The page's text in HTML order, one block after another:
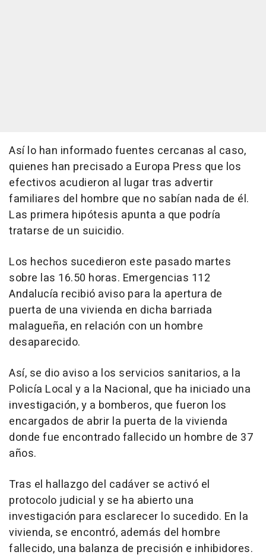
Así lo han informado fuentes cercanas al caso,
quienes han precisado a Europa Press que los
efectivos acudieron al lugar tras advertir
familiares del hombre que no sabían nada de él.
Las primera hipótesis apunta a que podría
tratarse de un suicidio.
Los hechos sucedieron este pasado martes
sobre las 16.50 horas. Emergencias 112
Andalucía recibió aviso para la apertura de
puerta de una vivienda en dicha barriada
malagueña, en relación con un hombre
desaparecido.
Así, se dio aviso a los servicios sanitarios, a la
Policía Local y a la Nacional, que ha iniciado una
investigación, y a bomberos, que fueron los
encargados de abrir la puerta de la vivienda
donde fue encontrado fallecido un hombre de 37
años.
Tras el hallazgo del cadáver se activó el
protocolo judicial y se ha abierto una
investigación para esclarecer lo sucedido. En la
vivienda, se encontró, además del hombre
fallecido, una balanza de precisión e inhibidores.